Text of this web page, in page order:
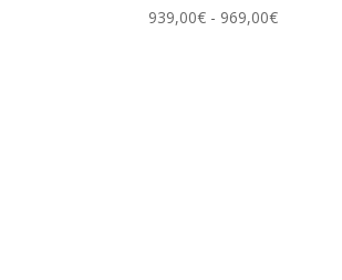
939,00€ - 969,00€Fascia